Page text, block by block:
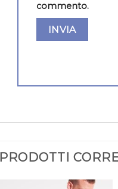
commento.
PRODOTTI